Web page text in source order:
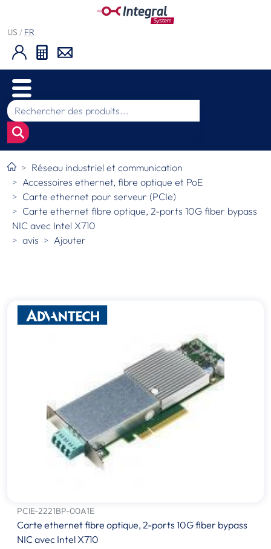
US / FR
Réseau industriel et communication
Accessoires ethernet, fibre optique et PoE
Carte ethernet pour serveur (PCIe)
Carte ethernet fibre optique, 2-ports 10G fiber bypass
NIC avec Intel X710
avis
Ajouter
PCIE-2221BP-00A1E
Carte ethernet fibre optique, 2-ports 10G fiber bypass
NIC avec Intel X710